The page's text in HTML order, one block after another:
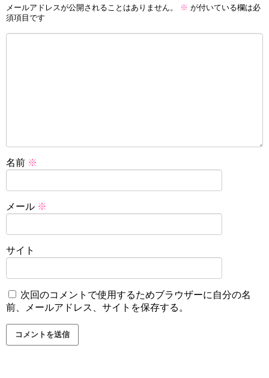
メールアドレスが公開されることはありません。 ※ が付いている欄は必
須項目です
名前 ※
メール ※
サイト
次回のコメントで使用するためブラウザーに自分の名
前、メールアドレス、サイトを保存する。